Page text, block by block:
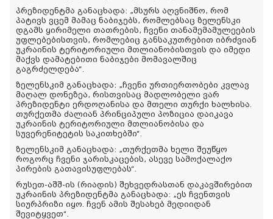
პრეზიდენტმა განაცხადა: „მსურს აღვნიშნო, რომ
პატივს ვცემ მამაც ნაბიჯებს, რომლებსაც ზელენსკი
დგამს ყირიმელი თათრების, ჩვენი თანამემამულეების
უფლებებისთვის, რომლებიც განსაკუთრებით იბრძვიან
უკრაინის ტერიტორიული მთლიანობისთვის და იმედი
მაქვს დამატებითი ნაბიჯები მომავალშიც
გაგრძელდება“.
ზელენსკიმ განაცხადა: „ჩვენი ურთიერთობები კვლავ
მაღალ დონეზეა, რისთვისაც მადლობელი ვარ
პრეზიდენტი ერდოღანისა და მთელი თურქი ხალხისა.
თურქეთმა ძალიან პრინციპული პოზიცია დაიკავა
უკრაინის ტერიტორიული მთლიანობისა და
სუვერენიტეტის საკითხებში“.
ზელენსკიმ განაცხადა: „თურქეთმა ხელი შეუწყო
როგორც ჩვენი ჯარისკაცების, ასევე სამოქალაქო
პირების გათავისუფლებას“.
რუსეთ-აშშ-ის (რიადის) შეხვედრასთან დაკავშირებით
უკრაინის პრეზიდენტმა განაცხადა: „ეს ჩვენთვის
სიურპრიზი იყო. ჩვენ ამის შესახებ მედიიდან
შევიტყვეთ“.